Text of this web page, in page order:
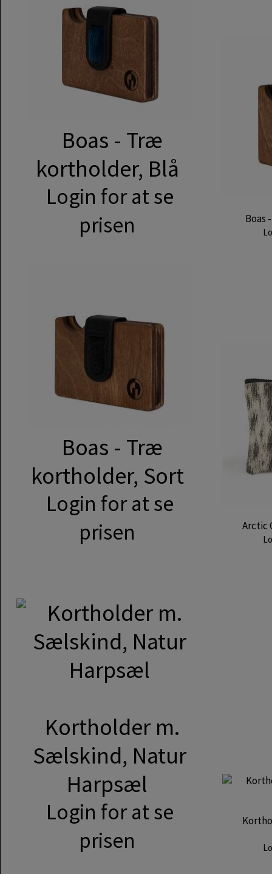
Boas - Træ
kortholder, Blå
Login for at se
prisen
Boas
Boas - Træ
kortholder, Sort
Login for at se
prisen
Arctic
Kortholder m.
Sælskind, Natur
Harpsæl
Login for at se
prisen